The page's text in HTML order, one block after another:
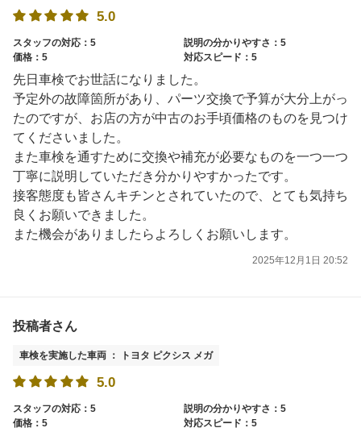
5.0
スタッフの対応：5
説明の分かりやすさ：5
価格：5
対応スピード：5
先日車検でお世話になりました。
予定外の故障箇所があり、パーツ交換で予算が大分上がっ
たのですが、お店の方が中古のお手頃価格のものを見つけ
てくださいました。
また車検を通すために交換や補充が必要なものを一つ一つ
丁寧に説明していただき分かりやすかったです。
接客態度も皆さんキチンとされていたので、とても気持ち
良くお願いできました。
また機会がありましたらよろしくお願いします。
2025年12月1日 20:52
投稿者さん
車検を実施した車両 ： トヨタ ピクシス メガ
5.0
スタッフの対応：5
説明の分かりやすさ：5
価格：5
対応スピード：5